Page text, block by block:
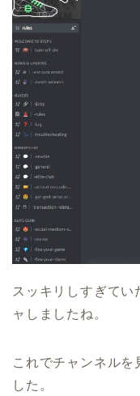
スッキリしすぎてい
ャしましたね。
これでチャンネルを
した。